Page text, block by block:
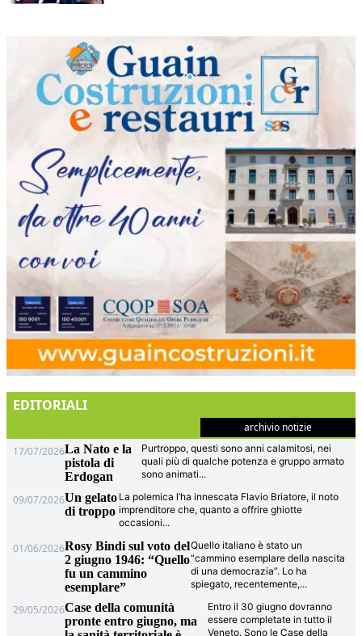
EDITORIALI
archivio notizie
17/07/2026La Nato e la
pistola di
Erdogan
Purtroppo, questi sono anni calamitosi, nei
quali più di qualche potenza e gruppo armato
sono animati...
09/07/2026Un gelato
di troppo
La polemica l’ha innescata Flavio Briatore, il noto
imprenditore che, quanto a offrire ghiotte
occasioni...
01/06/2026Rosy Bindi sul voto del
2 giugno 1946: “Quello
fu un cammino
esemplare”
Quello italiano è stato un
“cammino esemplare della nascita
di una democrazia”. Lo ha
spiegato, recentemente,...
29/05/2026Case della comunità
pronte entro giugno, ma
Entro il 30 giugno dovranno
essere completate in tutto il
Veneto. Sono le Case della